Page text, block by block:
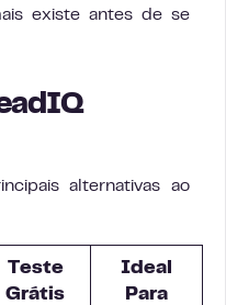
existe antes de se
alternativas ao
Teste
Grátis
Ideal
Para